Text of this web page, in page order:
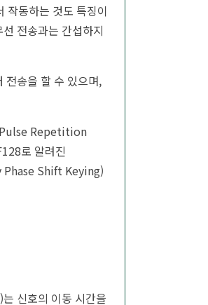
동하는 것도 특징이
전송과는 간섭하지
전송을 할 수 있으며,
Pulse Repetition
로 알려진
Phase Shift Keying)
신호의 이동 시간을